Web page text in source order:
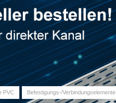
PVC Befestigungs-/Verbindungselemente